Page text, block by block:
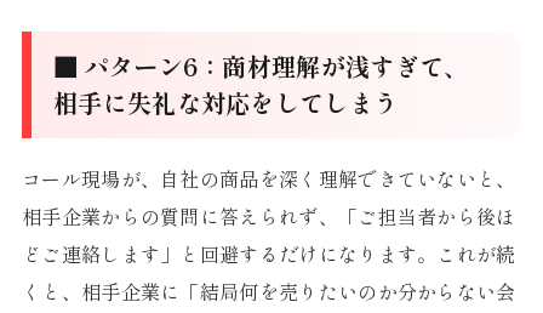
■ パターン6：商材理解が浅すぎて、
相手に失礼な対応をしてしまう
コール現場が、自社の商品を深く理解できていないと、
相手企業からの質問に答えられず、「ご担当者から後ほ
どご連絡します」と回避するだけになります。これが続
くと、相手企業に「結局何を売りたいのか分からない会